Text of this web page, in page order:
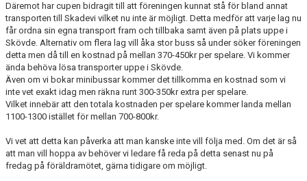
DOKUMENT
KONTAKT
Däremot har cupen bidragit till att föreningen kunnat stå för bland annat
transporten till Skadevi vilket nu inte är möjligt. Detta medför att varje lag nu
får ordna sin egna transport fram och tillbaka samt även på plats uppe i
Skövde. Alternativ om flera lag vill åka stor buss så under söker föreningen
detta men då till en kostnad på mellan 370-450kr per spelare. Vi kommer
ända behöva lösa transporter uppe i Skövde.
Även om vi bokar minibussar kommer det tillkomma en kostnad som vi
inte vet exakt idag men räkna runt 300-350kr extra per spelare.
Vilket innebär att den totala kostnaden per spelare kommer landa mellan
1100-1300 istället för mellan 700-800kr.
Vi vet att detta kan påverka att man kanske inte vill följa med. Om det är så
att man vill hoppa av behöver vi ledare få reda på detta senast nu på
fredag på föräldramötet, gärna tidigare om möjligt.